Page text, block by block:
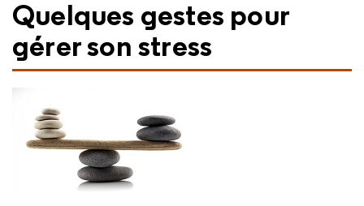
Quelques gestes pour
gérer son stress